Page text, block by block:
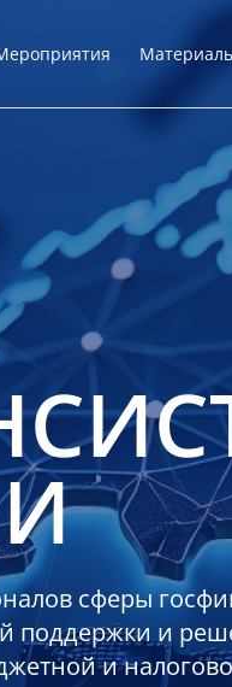
сферы
поддержки и
и